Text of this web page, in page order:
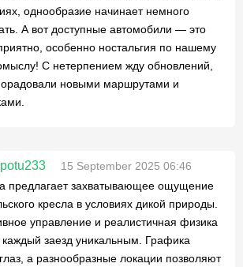
однообразие начинает немного
А вот доступные автомобили — это
особенно ностальгия по нашему
С нетерпением жду обновлений,
новыми маршрутами и
15 September 2025 06:46
предлагает захватывающее ощущение
кресла в условиях дикой природы.
управление и реалистичная физика
заезд уникальным. Графика
а разнообразные локации позволяют